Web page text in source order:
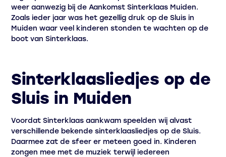
weer aanwezig bij de Aankomst Sinterklaas Muiden.
Zoals ieder jaar was het gezellig druk op de Sluis in
Muiden waar veel kinderen stonden te wachten op de
boot van Sinterklaas.
Sinterklaasliedjes op de
Sluis in Muiden
Voordat Sinterklaas aankwam speelden wij alvast
verschillende bekende sinterklaasliedjes op de Sluis.
Daarmee zat de sfeer er meteen goed in. Kinderen
zongen mee met de muziek terwijl iedereen